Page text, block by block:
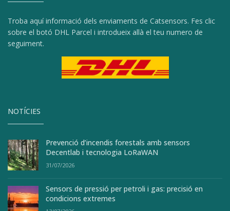
Troba aquí informació dels enviaments de Catsensors. Fes clic
sobre el botó DHL Parcel i introdueix allà el teu numero de
seguiment.
NOTÍCIES
Prevenció d’incendis forestals amb sensors
Decentlab i tecnologia LoRaWAN
31/07/2026
Sensors de pressió per petroli i gas: precisió en
condicions extremes